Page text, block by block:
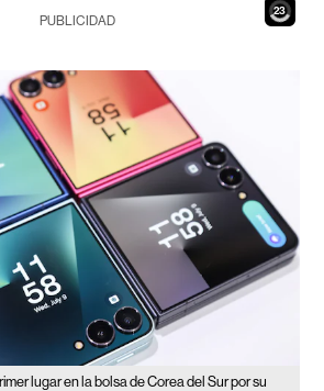
21
PUBLICIDAD
lugar en la bolsa de Corea del Sur por su